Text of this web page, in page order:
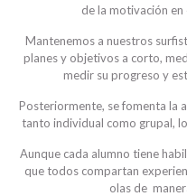
de la motivación
Mantenemos a nuestros
planes y objetivos a corto,
medir su progreso y
Posteriormente, se fomenta la
tanto individual como grupal,
Aunque cada alumno tiene
que todos compartan
olas de